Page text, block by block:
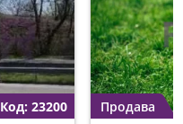
Код: 23200 Продава